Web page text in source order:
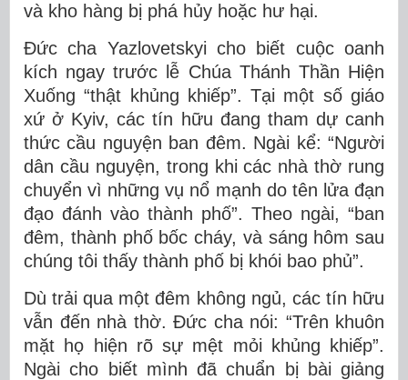
và kho hàng bị phá hủy hoặc hư hại.
Đức cha Yazlovetskyi cho biết cuộc oanh
kích ngay trước lễ Chúa Thánh Thần Hiện
Xuống “thật khủng khiếp”. Tại một số giáo
xứ ở Kyiv, các tín hữu đang tham dự canh
thức cầu nguyện ban đêm. Ngài kể: “Người
dân cầu nguyện, trong khi các nhà thờ rung
chuyển vì những vụ nổ mạnh do tên lửa đạn
đạo đánh vào thành phố”. Theo ngài, “ban
đêm, thành phố bốc cháy, và sáng hôm sau
chúng tôi thấy thành phố bị khói bao phủ”.
Dù trải qua một đêm không ngủ, các tín hữu
vẫn đến nhà thờ. Đức cha nói: “Trên khuôn
mặt họ hiện rõ sự mệt mỏi khủng khiếp”.
Ngài cho biết mình đã chuẩn bị bài giảng